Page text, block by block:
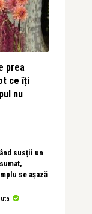
prea
ce îți
nu
susții un
se așază